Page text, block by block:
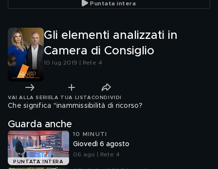
Puntata intera
Gli elementi analizzati in
Camera di Consiglio
10 lug 2019 | Rete 4
VAI ALLA SERIE LA TUA LISTA CONDIVIDI
Che significa "inammissibilità di ricorso?
Guarda anche
PUNTATA INTERA
10 MINUTI
Giovedì 6 agosto
06 ago | Rete 4